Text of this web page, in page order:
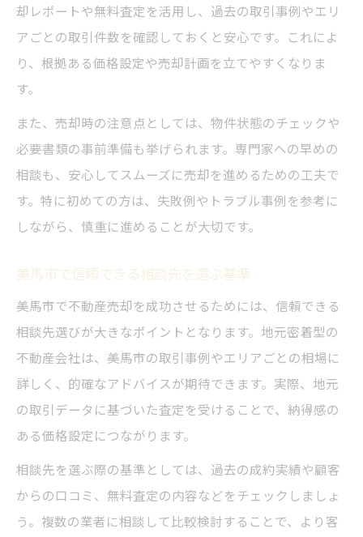
却レポートや無料査定を活用し、過去の取引事例やエリ
アごとの取引件数を確認しておくと安心です。これによ
り、根拠ある価格設定や売却計画を立てやすくなりま
す。
また、売却時の注意点としては、物件状態のチェックや
必要書類の事前準備も挙げられます。専門家への早めの
相談も、安心してスムーズに売却を進めるための工夫で
す。特に初めての方は、失敗例やトラブル事例を参考に
しながら、慎重に進めることが大切です。
美馬市で信頼できる相談先を選ぶ基準
美馬市で不動産売却を成功させるためには、信頼できる
相談先選びが大きなポイントとなります。地元密着型の
不動産会社は、美馬市の取引事例やエリアごとの相場に
詳しく、的確なアドバイスが期待できます。実際、地元
の取引データに基づいた査定を受けることで、納得感の
ある価格設定につながります。
相談先を選ぶ際の基準としては、過去の成約実績や顧客
からの口コミ、無料査定の内容などをチェックしましょ
う。複数の業者に相談して比較検討することで、より客